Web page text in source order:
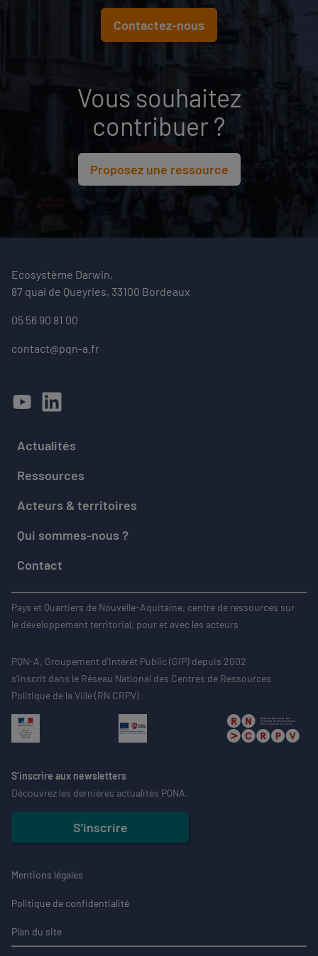
Contactez-nous
Vous souhaitez
contribuer ?
Proposez une ressource
Ecosystème Darwin,
87 quai de Queyries, 33100 Bordeaux
05 56 90 81 00
contact@pqn-a.fr
Actualités
Ressources
Acteurs & territoires
Qui sommes-nous ?
Contact
Pays et Quartiers de Nouvelle-Aquitaine, centre de ressources sur
le développement territorial, pour et avec les acteurs
PQN-A, Groupement d'Intérêt Public (GIP) depuis 2002
s'inscrit dans le Réseau National des Centres de Ressources
Politique de la Ville (RN CRPV)
S’inscrire aux newsletters
Découvrez les dernières actualités PQNA.
S'inscrire
Mentions légales
Politique de confidentialité
Plan du site